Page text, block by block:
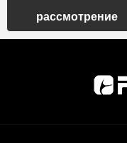
рассмотрение